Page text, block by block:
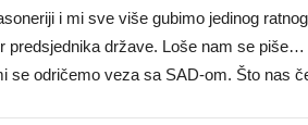
i mi sve više gubimo jedinog
predsjednika države. Loše nam se
se odričemo veza sa SAD-om. Što nas